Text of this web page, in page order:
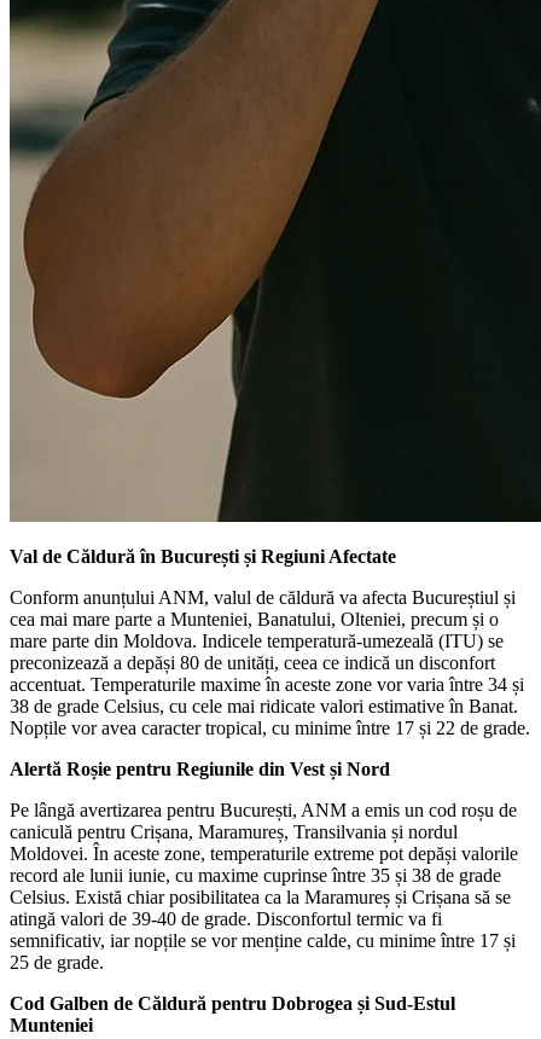
Val de Căldură în București și Regiuni Afectate
Conform anunțului ANM, valul de căldură va afecta Bucureștiul și
cea mai mare parte a Munteniei, Banatului, Olteniei, precum și o
mare parte din Moldova. Indicele temperatură-umezeală (ITU) se
preconizează a depăși 80 de unități, ceea ce indică un disconfort
accentuat. Temperaturile maxime în aceste zone vor varia între 34 și
38 de grade Celsius, cu cele mai ridicate valori estimative în Banat.
Nopțile vor avea caracter tropical, cu minime între 17 și 22 de grade.
Alertă Roșie pentru Regiunile din Vest și Nord
Pe lângă avertizarea pentru București, ANM a emis un cod roșu de
caniculă pentru Crișana, Maramureș, Transilvania și nordul
Moldovei. În aceste zone, temperaturile extreme pot depăși valorile
record ale lunii iunie, cu maxime cuprinse între 35 și 38 de grade
Celsius. Există chiar posibilitatea ca la Maramureș și Crișana să se
atingă valori de 39-40 de grade. Disconfortul termic va fi
semnificativ, iar nopțile se vor menține calde, cu minime între 17 și
25 de grade.
Cod Galben de Căldură pentru Dobrogea și Sud-Estul
Munteniei